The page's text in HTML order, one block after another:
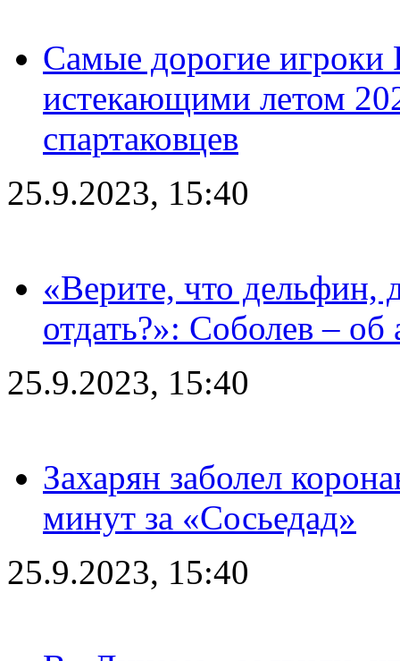
Самые дорогие игроки
истекающими летом
спартаковцев
25.9.2023, 15:40
«Верите, что дельфин,
отдать?»: Соболев – об
25.9.2023, 15:40
Захарян заболел
минут за «Сосьедад»
25.9.2023, 15:40